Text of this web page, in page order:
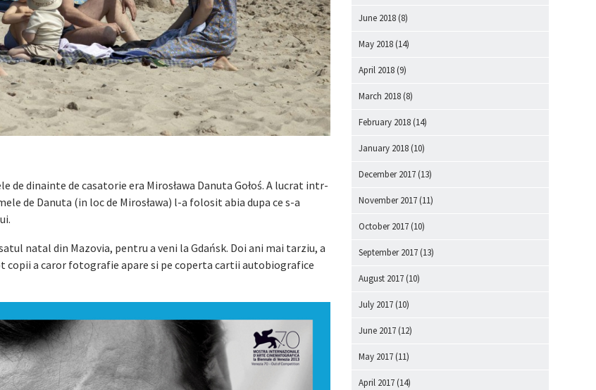
de dinainte de casatorie era Mirosława Danuta Gołoś. A lucrat intr-
de Danuta (in loc de Mirosława) l-a folosit abia dupa ce s-a
natal din Mazovia, pentru a veni la Gdańsk. Doi ani mai tarziu, a
copii a caror fotografie apare si pe coperta cartii autobiografice
June 2018 (8)
May 2018 (14)
April 2018 (9)
March 2018 (8)
February 2018 (14)
January 2018 (10)
December 2017 (13)
November 2017 (11)
October 2017 (10)
September 2017 (13)
August 2017 (10)
July 2017 (10)
June 2017 (12)
May 2017 (11)
April 2017 (14)